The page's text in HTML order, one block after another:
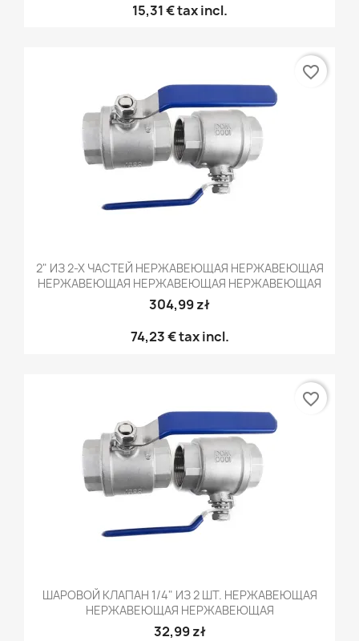
15,31 €tax incl.
2" ИЗ 2-Х ЧАСТЕЙ НЕРЖАВЕЮЩАЯ НЕРЖАВЕЮЩАЯ
НЕРЖАВЕЮЩАЯ НЕРЖАВЕЮЩАЯ НЕРЖАВЕЮЩАЯ
304,99 zł
74,23 €tax incl.
favorite_border
ШАРОВОЙ КЛАПАН 1/4" ИЗ 2 ШТ. НЕРЖАВЕЮЩАЯ
НЕРЖАВЕЮЩАЯ НЕРЖАВЕЮЩАЯ
32,99 zł
favorite_border